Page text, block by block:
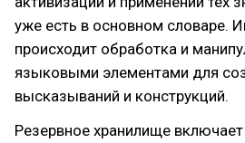
уже есть в основном словаре.
происходит обработка и
языковыми элементами для
высказываний и конструкций.
Резервное хранилище